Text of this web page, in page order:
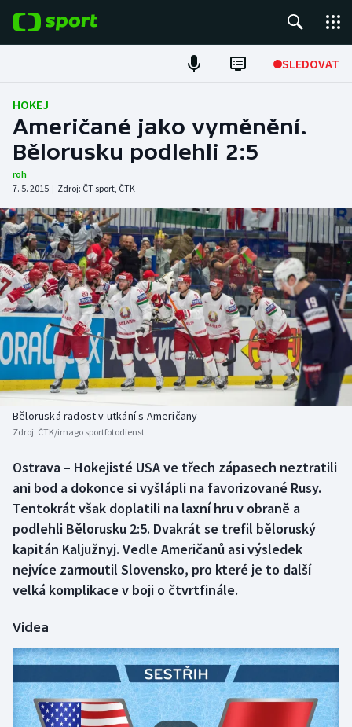
SLEDOVAT
Fotbal
Hokej
Atletika
Cyklistika
DALŠÍ SPORTY
Americký fotbal
Baseball a softbal
Biatlon
Boby a skeleton
Box
Curling
Dostihy
Florbal
Futsal
Golf
NEPŘEHLÉDNĚTE
Soutěže
Historické návraty
Aplikace ČT sport
AZ kvíz
HOKEJ
Američané jako vyměnění.
Bělorusku podlehli 2:5
roh
7. 5. 2015 | Zdroj: ČT sport, ČTK
Běloruská radost v utkání s Američany
Zdroj: ČTK/imago sportfotodienst
Ostrava – Hokejisté USA ve třech zápasech neztratili
ani bod a dokonce si vyšlápli na favorizované Rusy.
Tentokrát však doplatili na laxní hru v obraně a
podlehli Bělorusku 2:5. Dvakrát se trefil běloruský
kapitán Kaljužnyj. Vedle Američanů asi výsledek
nejvíce zarmoutil Slovensko, pro které je to další
velká komplikace v boji o čtvrtfinále.
Videa